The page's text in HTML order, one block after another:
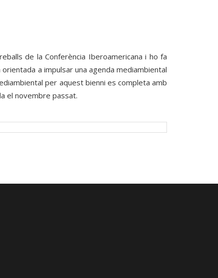
de la Conferència Iberoamericana i ho fa
a impulsar una agenda mediambiental
per aquest bienni es completa amb
el novembre passat.